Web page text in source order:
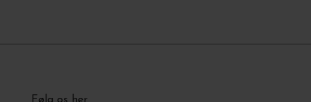
Følg os her